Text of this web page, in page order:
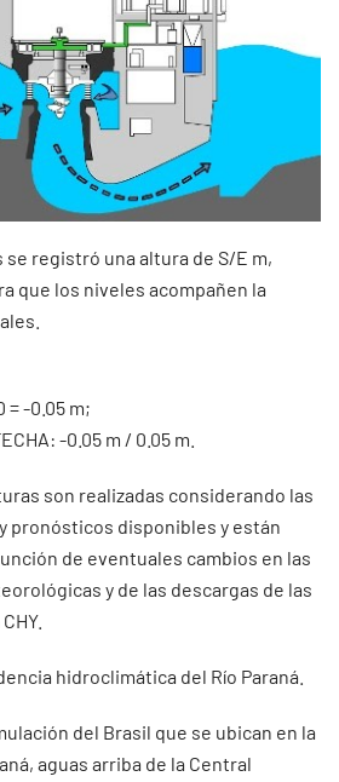
se registró una altura de S/E m,
que los niveles acompañen la
= -0.05 m;
-0.05 m / 0.05 m.
son realizadas considerando las
pronósticos disponibles y están
de eventuales cambios en las
y de las descargas de las
hidroclimática del Río Paraná.
del Brasil que se ubican en la
aguas arriba de la Central